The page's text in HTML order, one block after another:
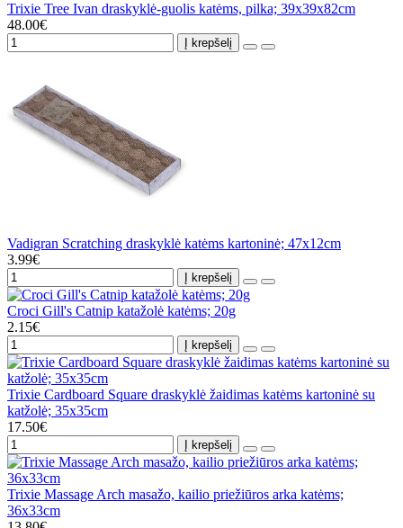
Trixie Tree Ivan draskyklė-guolis katėms, pilka; 39x39x82cm
48.00€
Į krepšelį
Vadigran Scratching draskyklė katėms kartoninė; 47x12cm
3.99€
Į krepšelį
Croci Gill's Catnip katažolė katėms; 20g
2.15€
Į krepšelį
Trixie Cardboard Square draskyklė žaidimas katėms kartoninė su
katžolė; 35x35cm
17.50€
Į krepšelį
Trixie Massage Arch masažo, kailio priežiūros arka katėms;
36x33cm